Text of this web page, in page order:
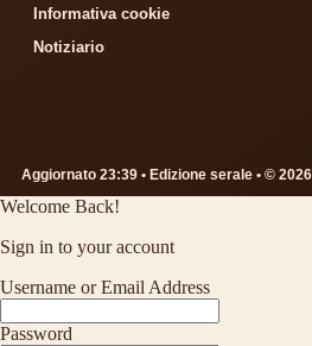
Informativa cookie
Notiziario
Aggiornato 23:39 • Edizione serale • ©
Welcome Back!
Sign in to your account
Username or Email Address
Password